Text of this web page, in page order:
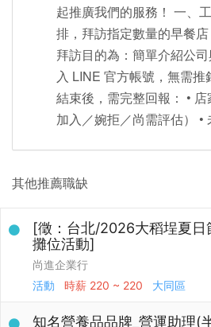
起推廣我們的服務！ 一、
排，拜訪指定數量的早餐
拜訪目的為：簡單介紹公
入 LINE 官方帳號，無需推
結束後，需完整回報： • 店
加入／婉拒／尚需評估） •
其他推薦職缺
[徵：台北/2026大稻埕夏日
攤位活動]
尚進企業行
活動
時薪 220 ~ 220 大同區
知名營養品品牌_營運助理(